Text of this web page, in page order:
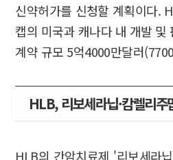
신약허가를 신청할 계획이다.
캡의 미국과 캐나다 내 개발 및
계약 규모 5억4000만달러
HLB, 리보세라닙·캄렐리
HLB의 간암치료제 '리보세라